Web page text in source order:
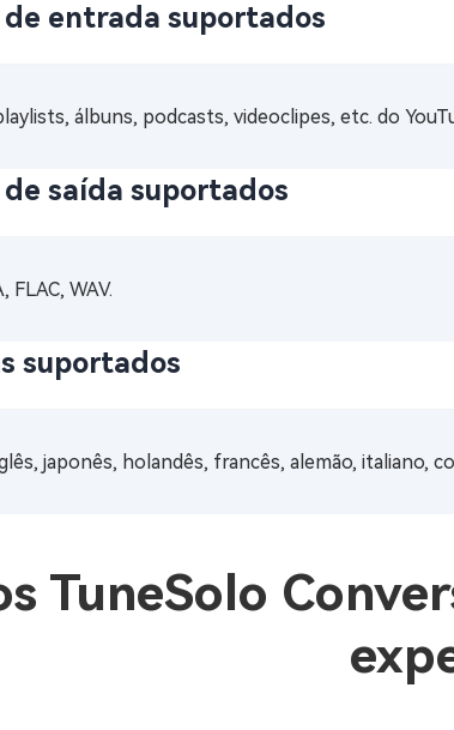
de entrada suportados
álbuns, podcasts, videoclipes, etc. do
de saída suportados
FLAC, WAV.
suportados
japonês, holandês, francês, alemão, italiano,
TuneSolo